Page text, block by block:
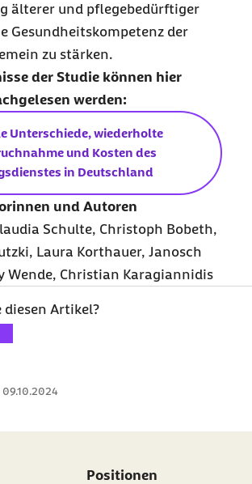
älterer und pflegebedürftiger
Gesundheitskompetenz der
zu stärken.
der Studie können hier
werden:
Unterschiede, wiederholte
und Kosten des
in Deutschland
und Autoren
Schulte, Christoph Bobeth,
Laura Korthauer, Janosch
Wende, Christian Karagiannidis
diesen Artikel?
2 Sterne3 Sterne4 Sterne
Bewertung: 5 Sterne
09.10.2024
Positionen